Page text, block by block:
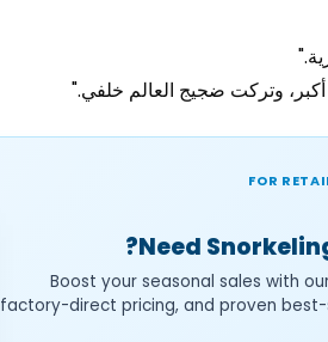
وتركت ضجيج العالم خلفي."
FOR
Need
Boost your seasonal sales with
factory-direct pricing, and proven